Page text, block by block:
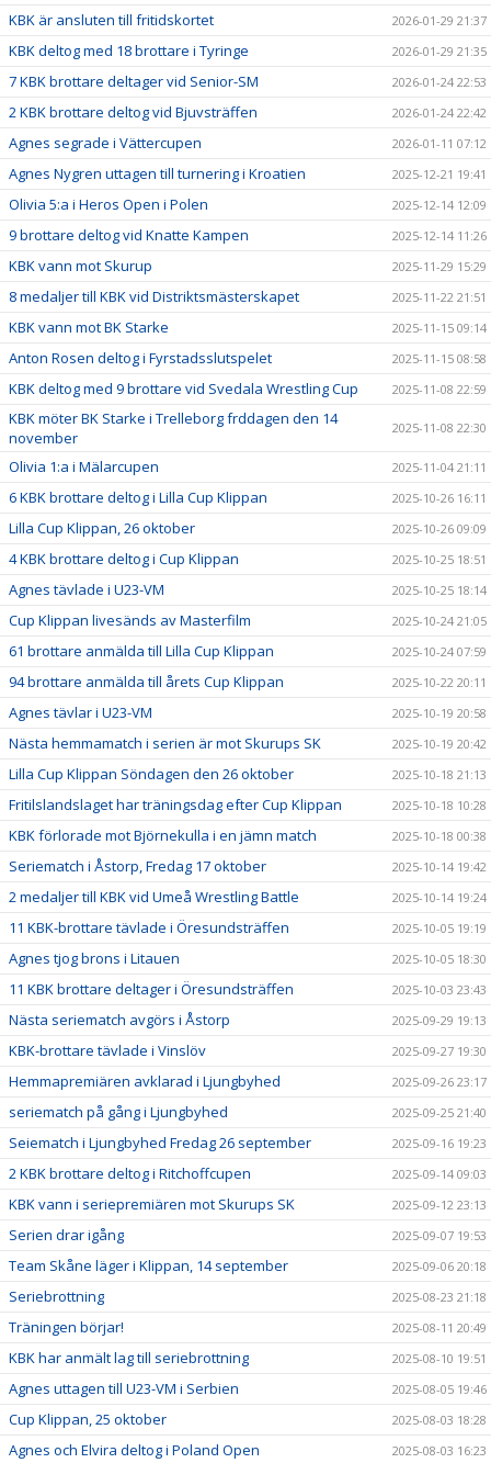
KBK är ansluten till fritidskortet 2026-01-29 21:37
KBK deltog med 18 brottare i Tyringe 2026-01-29 21:35
7 KBK brottare deltager vid Senior-SM 2026-01-24 22:53
2 KBK brottare deltog vid Bjuvsträffen 2026-01-24 22:42
Agnes segrade i Vättercupen 2026-01-11 07:12
Agnes Nygren uttagen till turnering i Kroatien 2025-12-21 19:41
Olivia 5:a i Heros Open i Polen 2025-12-14 12:09
9 brottare deltog vid Knatte Kampen 2025-12-14 11:26
KBK vann mot Skurup 2025-11-29 15:29
8 medaljer till KBK vid Distriktsmästerskapet 2025-11-22 21:51
KBK vann mot BK Starke 2025-11-15 09:14
Anton Rosen deltog i Fyrstadsslutspelet 2025-11-15 08:58
KBK deltog med 9 brottare vid Svedala Wrestling Cup 2025-11-08 22:59
KBK möter BK Starke i Trelleborg frddagen den 14
november
2025-11-08 22:30
Olivia 1:a i Mälarcupen 2025-11-04 21:11
6 KBK brottare deltog i Lilla Cup Klippan 2025-10-26 16:11
Lilla Cup Klippan, 26 oktober 2025-10-26 09:09
4 KBK brottare deltog i Cup Klippan 2025-10-25 18:51
Agnes tävlade i U23-VM 2025-10-25 18:14
Cup Klippan livesänds av Masterfilm 2025-10-24 21:05
61 brottare anmälda till Lilla Cup Klippan 2025-10-24 07:59
94 brottare anmälda till årets Cup Klippan 2025-10-22 20:11
Agnes tävlar i U23-VM 2025-10-19 20:58
Nästa hemmamatch i serien är mot Skurups SK 2025-10-19 20:42
Lilla Cup Klippan Söndagen den 26 oktober 2025-10-18 21:13
Fritilslandslaget har träningsdag efter Cup Klippan 2025-10-18 10:28
KBK förlorade mot Björnekulla i en jämn match 2025-10-18 00:38
Seriematch i Åstorp, Fredag 17 oktober 2025-10-14 19:42
2 medaljer till KBK vid Umeå Wrestling Battle 2025-10-14 19:24
11 KBK-brottare tävlade i Öresundsträffen 2025-10-05 19:19
Agnes tjog brons i Litauen 2025-10-05 18:30
11 KBK brottare deltager i Öresundsträffen 2025-10-03 23:43
Nästa seriematch avgörs i Åstorp 2025-09-29 19:13
KBK-brottare tävlade i Vinslöv 2025-09-27 19:30
Hemmapremiären avklarad i Ljungbyhed 2025-09-26 23:17
seriematch på gång i Ljungbyhed 2025-09-25 21:40
Seiematch i Ljungbyhed Fredag 26 september 2025-09-16 19:23
2 KBK brottare deltog i Ritchoffcupen 2025-09-14 09:03
KBK vann i seriepremiären mot Skurups SK 2025-09-12 23:13
Serien drar igång 2025-09-07 19:53
Team Skåne läger i Klippan, 14 september 2025-09-06 20:18
Seriebrottning 2025-08-23 21:18
Träningen börjar! 2025-08-11 20:49
KBK har anmält lag till seriebrottning 2025-08-10 19:51
Agnes uttagen till U23-VM i Serbien 2025-08-05 19:46
Cup Klippan, 25 oktober 2025-08-03 18:28
Agnes och Elvira deltog i Poland Open 2025-08-03 16:23